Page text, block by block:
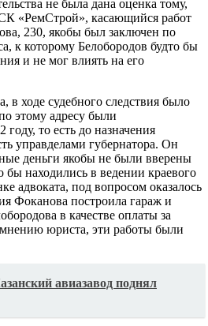
не была дана оценка тому,
«РемСтрой», касающийся работ
230, якобы был заключен по
к которому Белобородов будто бы
и не мог влиять на его
в ходе судебного следствия было
этому адресу были
то есть до назначения
управделами губернатора. Он
деньги якобы не были вверены
бы находились в ведении краевого
адвоката, под вопросом оказалось
Фоканова построила гараж и
в качестве оплаты за
юриста, эти работы были
авиазавод поднял